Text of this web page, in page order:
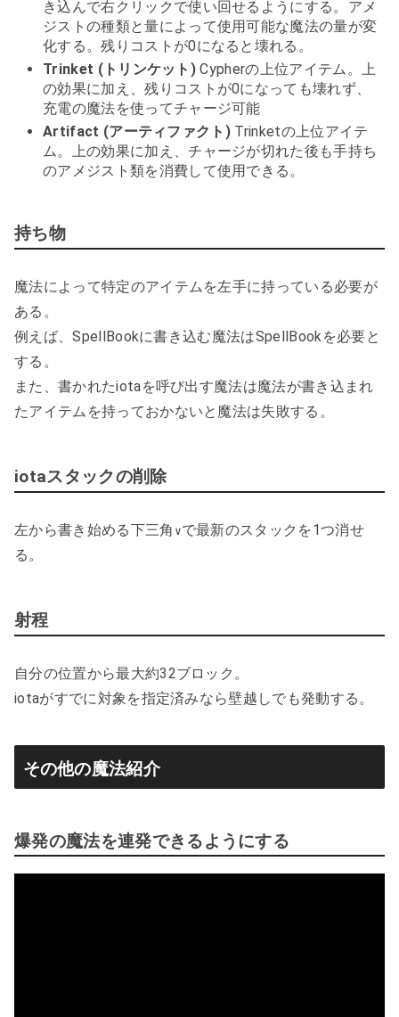
き込んで右クリックで使い回せるようにする。アメ
ジストの種類と量によって使用可能な魔法の量が変
化する。残りコストが0になると壊れる。
Trinket (トリンケット) Cypherの上位アイテム。上
の効果に加え、残りコストが0になっても壊れず、
充電の魔法を使ってチャージ可能
Artifact (アーティファクト) Trinketの上位アイテ
ム。上の効果に加え、チャージが切れた後も手持ち
のアメジスト類を消費して使用できる。
持ち物
魔法によって特定のアイテムを左手に持っている必要が
ある。
例えば、SpellBookに書き込む魔法はSpellBookを必要と
する。
また、書かれたiotaを呼び出す魔法は魔法が書き込まれ
たアイテムを持っておかないと魔法は失敗する。
iotaスタックの削除
左から書き始める下三角 ∨で最新のスタックを1つ消せ
る。
射程
自分の位置から最大約32ブロック。
iotaがすでに対象を指定済みなら壁越しでも発動する。
その他の魔法紹介
爆発の魔法を連発できるようにする